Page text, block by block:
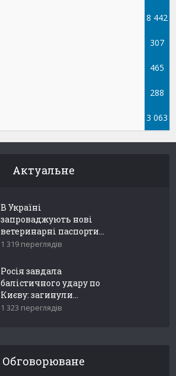
8 442
307
465
288
3 063
Актуальне
В Україні
запроваджують нові
ветеринарні паспорти...
1 319 переглядів
Росія завдала
балістичного удару по
Києву: загинули...
1 323 переглядів
Обговорюване